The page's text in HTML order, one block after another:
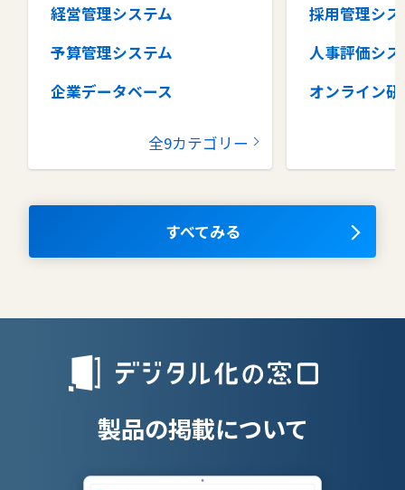
経営管理システム
予算管理システム
企業データベース
コラボレーションツール
ナレッジマネジメントツール
全9カテゴリー
採用管理シス
人事評価シス
オンライン研
タレントマ
OKRツール
授業支援シス
すべてみる
製品の掲載について